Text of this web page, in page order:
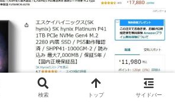
検索 トップ サイドバー